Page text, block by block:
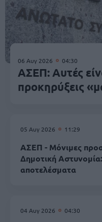
06 Αυγ 2026 04:30
ΑΣΕΠ: Αυτές
προκηρύξεις
05 Αυγ 2026 11:29
ΑΣΕΠ - Μόνιμες
Δημοτική
αποτελέσματα
04 Αυγ 2026 04:30